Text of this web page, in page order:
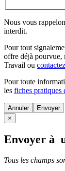
Nous vous
interdit.
Pour tout
offre déjà pourvue,
Travail ou
Pour toute
les fiches pratiques
Annuler
×
Envoyer à
Tous les champs